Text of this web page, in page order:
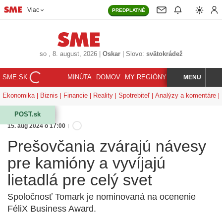
Viac PREDPLATNÉ
so, 8. august, 2026| Oskar| Slovo: svätokrádež
SME.SK MINÚTA DOMOV MY REGIÓNY KORZÁR
HĽADAJMENU
Ekonomika Biznis Financie Reality Spotrebiteľ Analýzy a komentáre
POST.sk
15. aug 2024 o 17:00
Prešovčania zvárajú návesy
pre kamióny a vyvíjajú
lietadlá pre celý svet
Spoločnosť Tomark je nominovaná na ocenenie
FéliX Business Award.